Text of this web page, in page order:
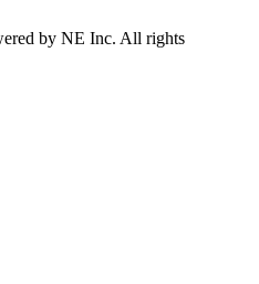
by NE Inc. All rights